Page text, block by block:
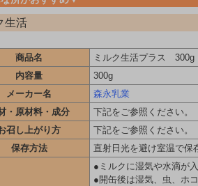
生活
商品名
ミルク生活プラス 300g
内容量
300g
メーカー名
森永乳業
・原材料・成分
下記をご参照ください。
召し上がり方
下記をご参照ください。
保存方法
直射日光を避け室温で保
●ミルクに湿気や水滴が
●開缶後は湿気、虫、ホ